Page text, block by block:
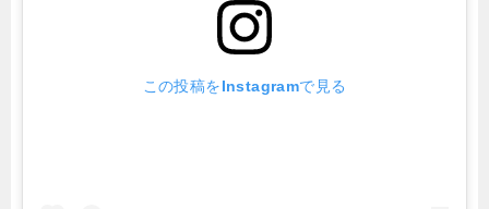
この投稿をInstagramで見る